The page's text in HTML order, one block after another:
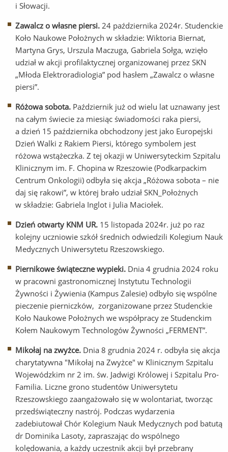
i Słowacji.
Zawalcz o własne piersi. 24 października 2024r. Studenckie
Koło Naukowe Położnych w składzie: Wiktoria Biernat,
Martyna Grys, Urszula Maczuga, Gabriela Sołga, wzięło
udział w akcji profilaktycznej organizowanej przez SKN
„Młoda Elektroradiologia” pod hasłem „Zawalcz o własne
piersi”.
Różowa sobota. Październik już od wielu lat uznawany jest
na całym świecie za miesiąc świadomości raka piersi,
a dzień 15 października obchodzony jest jako Europejski
Dzień Walki z Rakiem Piersi, którego symbolem jest
różowa wstążeczka. Z tej okazji w Uniwersyteckim Szpitalu
Klinicznym im. F. Chopina w Rzeszowie (Podkarpackim
Centrum Onkologii) odbyła się akcja „Różowa sobota – nie
daj się rakowi”, w której brało udział SKN_Położnych
w składzie: Gabriela Inglot i Julia Maciołek.
Dzień otwarty KNM UR. 15 listopada 2024r. już po raz
kolejny uczniowie szkół średnich odwiedzili Kolegium Nauk
Medycznych Uniwersytetu Rzeszowskiego.
Piernikowe świąteczne wypieki. Dnia 4 grudnia 2024 roku
w pracowni gastronomicznej Instytutu Technologii
Żywności i Żywienia (Kampus Zalesie) odbyło się wspólne
pieczenie pierniczków, zorganizowane przez Studenckie
Koło Naukowe Położnych we współpracy ze Studenckim
Kołem Naukowym Technologów Żywności „FERMENT”.
Mikołaj na zwyżce. Dnia 8 grudnia 2024 r. odbyła się akcja
charytatywna "Mikołaj na Zwyżce" w Klinicznym Szpitalu
Wojewódzkim nr 2 im. św. Jadwigi Królowej i Szpitalu Pro-
Familia. Liczne grono studentów Uniwersytetu
Rzeszowskiego zaangażowało się w wolontariat, tworząc
przedświąteczny nastrój. Podczas wydarzenia
zadebiutował Chór Kolegium Nauk Medycznych pod batutą
dr Dominika Lasoty, zapraszając do wspólnego
kolędowania, a każdy uczestnik akcji był przebrany